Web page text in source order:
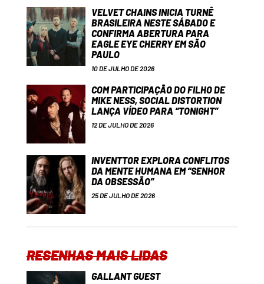
VELVET CHAINS INICIA TURNÊ
BRASILEIRA NESTE SÁBADO E
CONFIRMA ABERTURA PARA
EAGLE EYE CHERRY EM SÃO
PAULO
10 DE JULHO DE 2026
COM PARTICIPAÇÃO DO FILHO DE
MIKE NESS, SOCIAL DISTORTION
LANÇA VÍDEO PARA “TONIGHT”
12 DE JULHO DE 2026
INVENTTOR EXPLORA CONFLITOS
DA MENTE HUMANA EM “SENHOR
DA OBSESSÃO”
25 DE JULHO DE 2026
RESENHAS MAIS LIDAS
GALLANT GUEST